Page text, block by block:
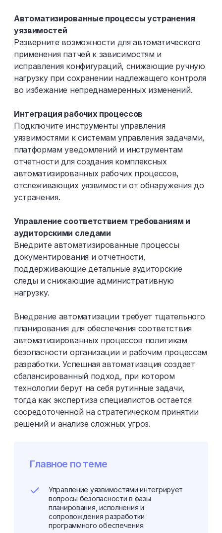
Автоматизированные процессы устранения
уязвимостей
Разверните возможности для автоматического
применения патчей к зависимостям и
исправления конфигураций, снижающие ручную
нагрузку при сохранении надлежащего контроля
во избежание непреднамеренных изменений.
Интеграция рабочих процессов
Подключите инструменты управления
уязвимостями к системам управления задачами,
платформам уведомлений и инструментам
отчетности для создания комплексных
автоматизированных рабочих процессов,
отслеживающих уязвимости от обнаружения до
устранения.
Управление соответствием требованиям и
аудиторскими следами
Внедрите автоматизированные процессы
документирования и отчетности,
поддерживающие детальные аудиторские
следы и снижающие административную
нагрузку.
Внедрение автоматизации требует тщательного
планирования для обеспечения соответствия
автоматизированных процессов политикам
безопасности организации и рабочим процессам
разработки. Успешная автоматизация создает
сбалансированный подход, при котором
технологии берут на себя рутинные задачи,
тогда как экспертиза специалистов остается
сосредоточенной на стратегическом принятии
решений и анализе сложных угроз.
Главное по теме
Управление уязвимостями интегрирует
вопросы безопасности в фазы
планирования, исполнения и
сопровождения разработки
программного обеспечения.